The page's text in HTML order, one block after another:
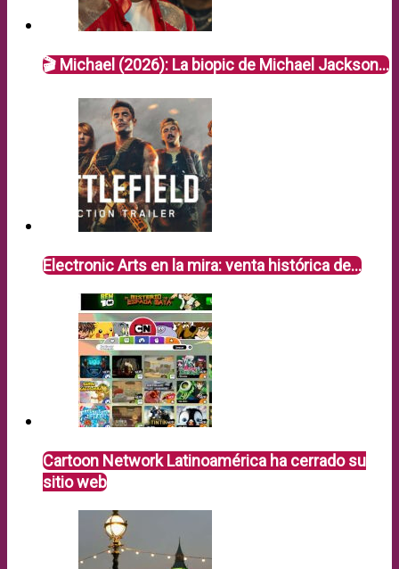
🎬 Michael (2026): La biopic de Michael Jackson…
Electronic Arts en la mira: venta histórica de…
Cartoon Network Latinoamérica ha cerrado su
sitio web